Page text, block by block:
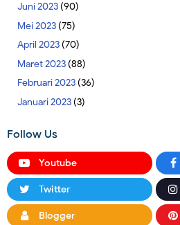
Juni 2023(90)
Mei 2023(75)
April 2023(70)
Maret 2023(88)
Februari 2023(36)
Januari 2023(3)
Follow Us
Youtube
Twitter
Blogger